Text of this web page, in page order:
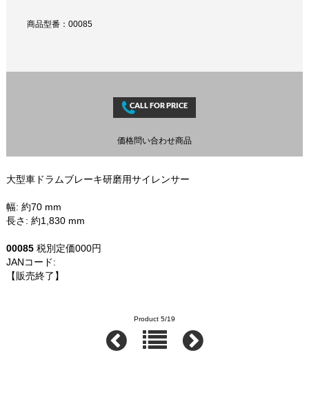
商品型番：00085
価格問い合わせ商品
大型車ドラムブレーキ研磨用サイレンサー
幅: 約70 mm
長さ: 約1,830 mm
00085 税別定価000円
JANコード:
【販売終了】
Product 5/19